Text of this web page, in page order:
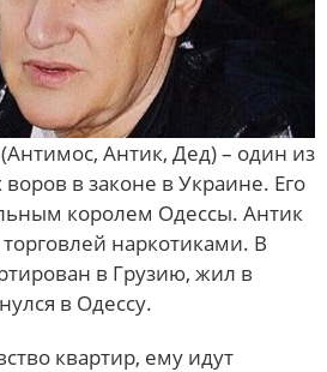
Антик, Дед) – один из
в законе в Украине. Его
королем Одессы. Антик
наркотиками. В
в Грузию, жил в
в Одессу.
квартир, ему идут